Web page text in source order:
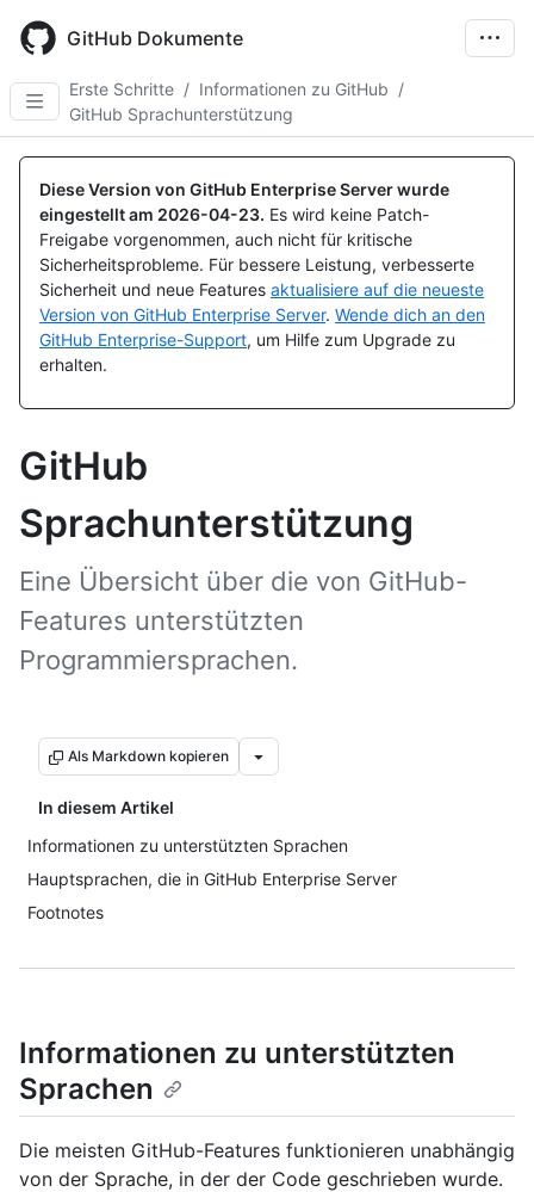
main
content
GitHub Dokumente
Erste Schritte / Informationen zu GitHub /
GitHub Sprachunterstützung
Diese Version von GitHub Enterprise Server wurde
eingestellt am 2026-04-23. Es wird keine Patch-
Freigabe vorgenommen, auch nicht für kritische
Sicherheitsprobleme. Für bessere Leistung, verbesserte
Sicherheit und neue Features aktualisiere auf die neueste
Version von GitHub Enterprise Server. Wende dich an den
GitHub Enterprise-Support, um Hilfe zum Upgrade zu
erhalten.
GitHub
Sprachunterstützung
Eine Übersicht über die von GitHub-
Features unterstützten
Programmiersprachen.
Als Markdown kopieren
In diesem Artikel
Informationen zu unterstützten Sprachen
Hauptsprachen, die in GitHub Enterprise Server
Footnotes
Informationen zu unterstützten
Sprachen
Die meisten GitHub-Features funktionieren unabhängig
von der Sprache, in der der Code geschrieben wurde.